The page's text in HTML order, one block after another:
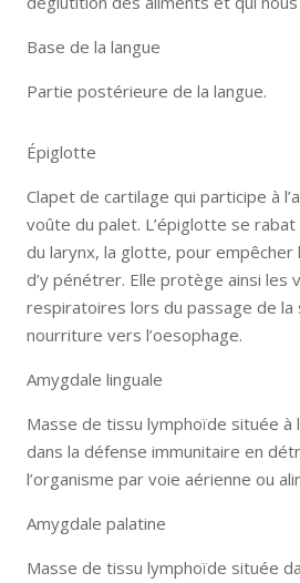
Base de la langue
Partie postérieure de la langue.
Épiglotte
Clapet de cartilage qui participe à
voûte du palet. L’épiglotte se rabat
du larynx, la glotte, pour empêcher
d’y pénétrer. Elle protège ainsi les
respiratoires lors du passage de la
nourriture vers l’oesophage.
Amygdale linguale
Masse de tissu lymphoïde située à
dans la défense immunitaire en
l’organisme par voie aérienne ou
Amygdale palatine
Masse de tissu lymphoïde située